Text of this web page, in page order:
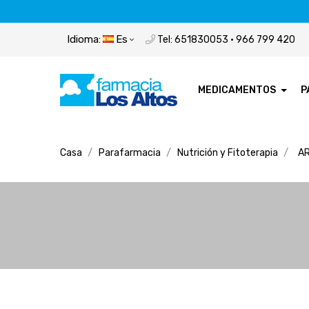
Idioma: Es Tel: 651830053 · 966 799 420
MEDICAMENTOS
Casa Parafarmacia Nutrición y Fitoterapia